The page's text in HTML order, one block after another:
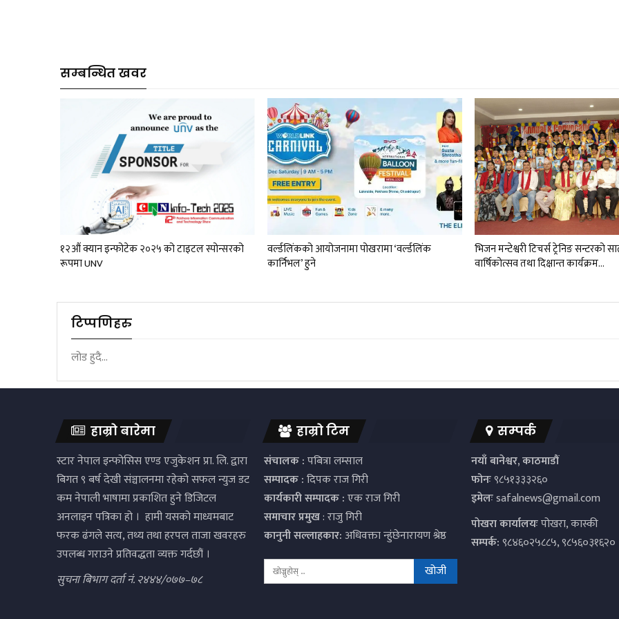
सम्बन्धित खवर
१२औं क्यान इन्फोटेक २०२५ को टाइटल स्पोन्सरको
रूपमा UNV
वर्ल्डलिंकको आयोजनामा पोखरामा ‘वर्ल्डलिंक
कार्निभल’ हुने
भिजन मन्टेश्वरी टिचर्स ट्रेनिङ सन्टरको
वार्षिकोत्सव तथा दिक्षान्त कार्यक्रम…
टिप्पणिहरु
लोड हुदै...
हाम्रो बारेमा
स्टार नेपाल इन्फोसिस एण्ड एजुकेशन प्रा. लि. द्वारा
बिगत ९ बर्ष देखी संञ्चालनमा रहेको सफल न्युज डट
कम नेपाली भाषामा प्रकाशित हुने डिजिटल
अनलाइन पत्रिका हो । हामी यसको माध्यमबाट
फरक ढंगले सत्य, तथ्य तथा हरपल ताजा खवरहरु
उपलब्ध गराउने प्रतिवद्धता व्यक्त गर्दछौं ।
सुचना बिभाग दर्ता नं. २४४४/०७७–७८
हाम्रो टिम
संचालक :पबित्रा लम्साल
सम्पादक :दिपक राज गिरी
कार्यकारी सम्पादक :एक राज गिरी
समाचार प्रमुख: राजु गिरी
कानुनी सल्लाहकार:अधिवक्ता न्हुंछेनारायण श्रेष्ठ
सम्पर्क
नयाँ बानेश्वर, काठमाडौं
फोनः९८५१३३३२६०
इमेलःsafalnews@gmail.com
पाेखरा कार्यालयःपोखरा, कास्की
सम्पर्क:९८४६०२५८८५, ९८५६०३१६२०